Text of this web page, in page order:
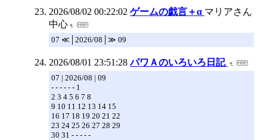
2026/08/02 00:22:02 ゲームの戯言＋α マリアさん
中心
07 ≪│2026/08│≫ 09
2026/08/01 23:51:28 パワＡのいろいろ日記
07 | 2026/08 | 09
- - - - - - 1
2 3 4 5 6 7 8
9 10 11 12 13 14 15
16 17 18 19 20 21 22
23 24 25 26 27 28 29
30 31 - - - - -